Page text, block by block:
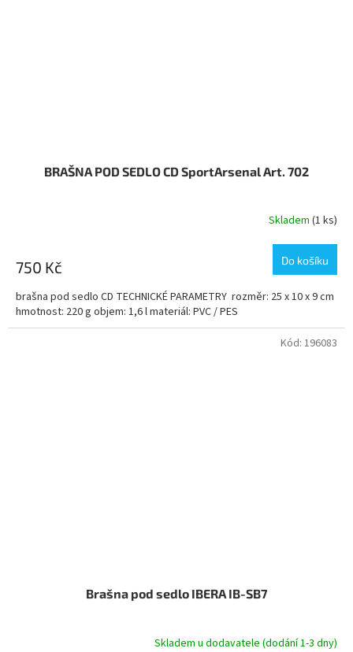
BRAŠNA POD SEDLO CD SportArsenal Art. 702
Skladem (1 ks)
750 Kč Do košíku
brašna pod sedlo CD TECHNICKÉ PARAMETRY rozměr: 25 x 10 x 9 cm
hmotnost: 220 g objem: 1,6 l materiál: PVC / PES
Brašna pod sedlo IBERA IB-SB7
Skladem u dodavatele (dodání 1-3 dny)
Kód: 196083